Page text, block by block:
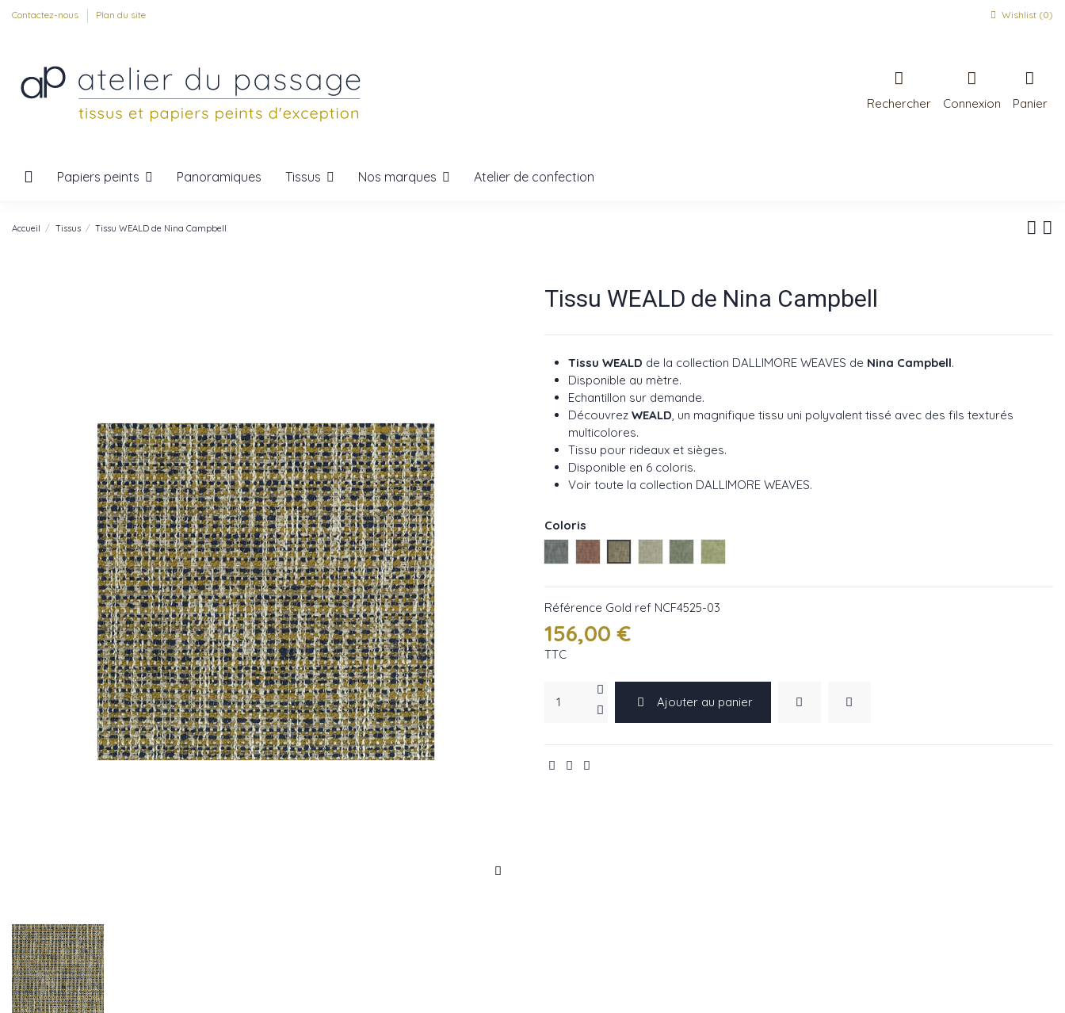
Contactez-nous Plan du site Wishlist (0)
Rechercher Connexion Panier
Papiers peints Panoramiques Tissus Nos marques Atelier de confection
Accueil Tissus Tissu WEALD de Nina Campbell
Tissu WEALD de Nina Campbell
Tissu WEALD de la collection DALLIMORE WEAVES de Nina Campbell.
Disponible au mètre.
Echantillon sur demande.
Découvrez WEALD, un magnifique tissu uni polyvalent tissé avec des fils texturés
multicolores.
Tissu pour rideaux et sièges.
Disponible en 6 coloris.
Voir toute la collection DALLIMORE WEAVES.
Coloris
Blue ref NCF4525-01
Red ref NCF4525-02
Gold ref NCF4525-03
Beige ref NCF4525-04
Eucalyptus ref NCF4525-05
Green ref NCF4525-06
Référence Gold ref NCF4525-03
156,00 €
TTC
Ajouter au panier